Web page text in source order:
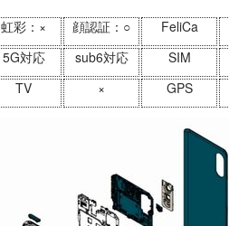
虹彩：× 顔認証：○ FeliCa
5G対応 sub6対応 SIM
TV × GPS